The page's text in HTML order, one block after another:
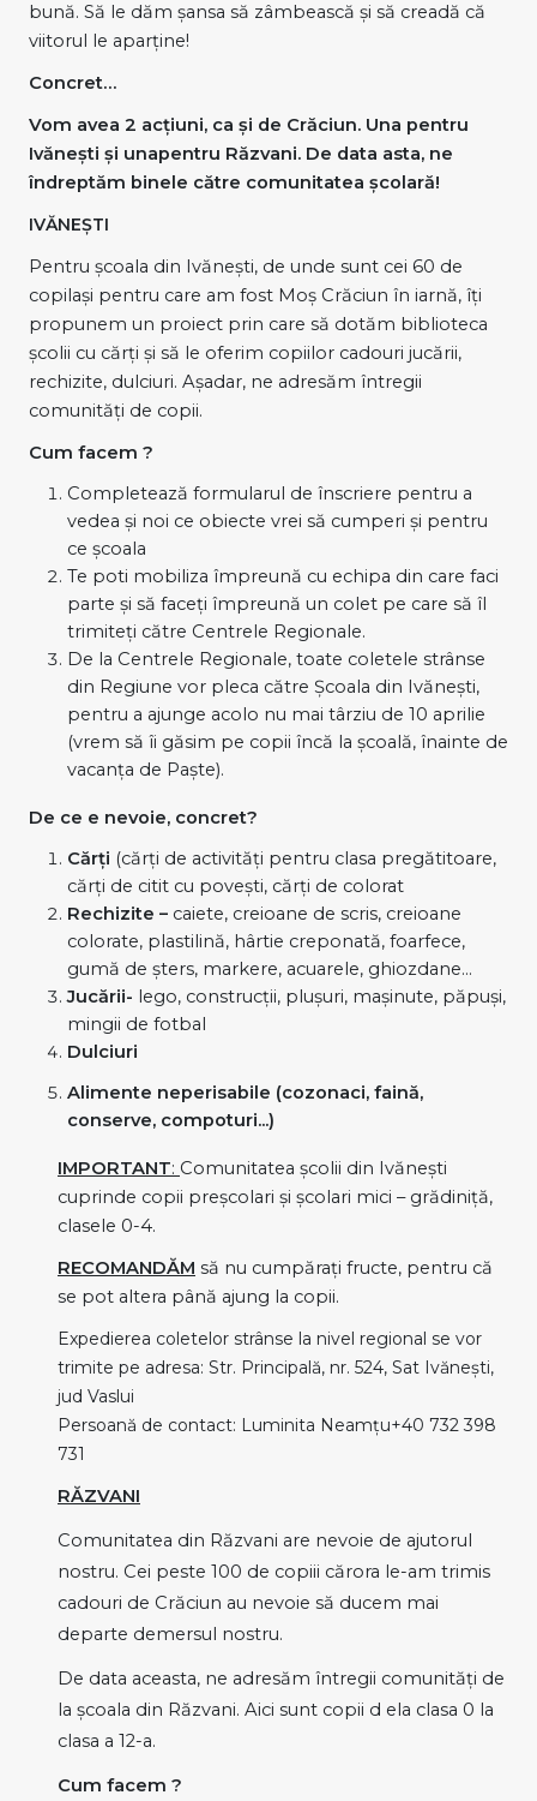
bună. Să le dăm șansa să zâmbească și să creadă că
viitorul le aparține!
Concret…
Vom avea 2 acțiuni, ca și de Crăciun. Una pentru
Ivănești și unapentru Răzvani. De data asta, ne
îndreptăm binele către comunitatea școlară!
IVĂNEȘTI
Pentru școala din Ivănești, de unde sunt cei 60 de
copilași pentru care am fost Moș Crăciun în iarnă, îți
propunem un proiect prin care să dotăm biblioteca
școlii cu cărți și să le oferim copiilor cadouri jucării,
rechizite, dulciuri. Așadar, ne adresăm întregii
comunități de copii.
Cum facem ?
Completează formularul de înscriere pentru a
vedea și noi ce obiecte vrei să cumperi și pentru
ce școala
Te poti mobiliza împreună cu echipa din care faci
parte și să faceți împreună un colet pe care să îl
trimiteți către Centrele Regionale.
De la Centrele Regionale, toate coletele strânse
din Regiune vor pleca către Școala din Ivănești,
pentru a ajunge acolo nu mai târziu de 10 aprilie
(vrem să îi găsim pe copii încă la școală, înainte de
vacanța de Paște).
De ce e nevoie, concret?
Cărți (cărți de activități pentru clasa pregătitoare,
cărți de citit cu povești, cărți de colorat
Rechizite – caiete, creioane de scris, creioane
colorate, plastilină, hârtie creponată, foarfece,
gumă de șters, markere, acuarele, ghiozdane…
Jucării- lego, construcții, plușuri, mașinute, păpuși,
mingii de fotbal
Dulciuri
Alimente neperisabile (cozonaci, faină,
conserve, compoturi...)
IMPORTANT: Comunitatea școlii din Ivănești
cuprinde copii preșcolari și școlari mici – grădiniță,
clasele 0-4.
RECOMANDĂM să nu cumpărați fructe, pentru că
se pot altera până ajung la copii.
Expedierea coletelor strânse la nivel regional se vor
trimite pe adresa: Str. Principală, nr. 524, Sat Ivănești,
jud Vaslui
Persoană de contact: Luminita Neamțu+40 732 398
731
RĂZVANI
Comunitatea din Răzvani are nevoie de ajutorul
nostru. Cei peste 100 de copiii cărora le-am trimis
cadouri de Crăciun au nevoie să ducem mai
departe demersul nostru.
De data aceasta, ne adresăm întregii comunități de
la școala din Răzvani. Aici sunt copii d ela clasa 0 la
clasa a 12-a.
Cum facem ?